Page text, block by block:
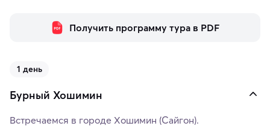
Получить программу тура в PDF
1 день
Бурный Хошимин
Встречаемся в городе Хошимин (Сайгон).